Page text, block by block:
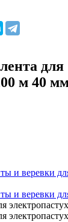
для
м 40
и веревки
и веревки